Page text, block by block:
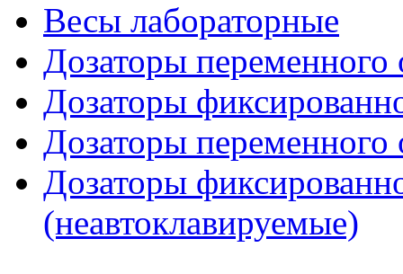
Весы лабораторные
Дозаторы переменного
Дозаторы
Дозаторы переменного
Дозаторы
(неавтоклавируемые)